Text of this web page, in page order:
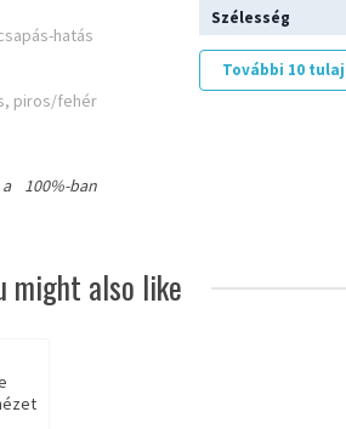
hatás
piros/fehér
100%-ban
Szélesség
További 10
might also like